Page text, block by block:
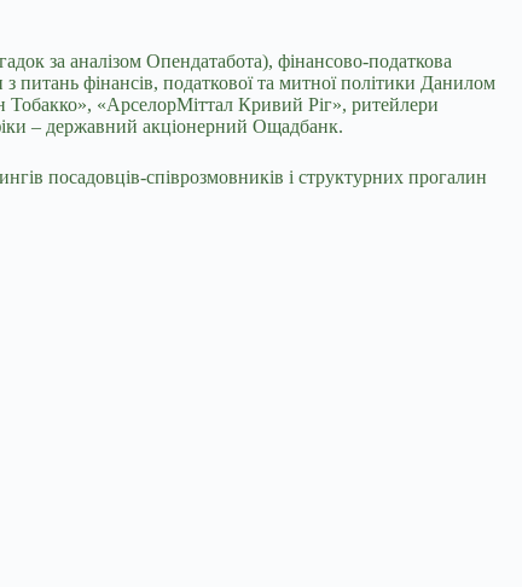
за аналізом Опендатабота), фінансово-податкова
питань фінансів, податкової та митної політики Данилом
Тобакко», «АрселорМіттал Кривий Ріг», ритейлери
– державний акціонерний Ощадбанк.
посадовців-співрозмовників і структурних прогалин